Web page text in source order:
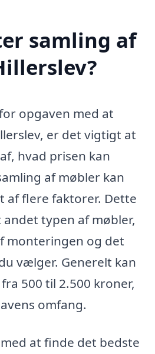
samling af
opgaven med at
er det vigtigt at
hvad prisen kan
af møbler kan
flere faktorer. Dette
typen af møbler,
monteringen og det
vælger. Generelt kan
500 til 2.500 kroner,
omfang.
at finde det bedste